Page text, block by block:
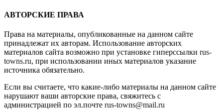
АВТОРСКИЕ ПРАВА
Права на материалы, опубликованные на данном сайте
принадлежат их авторам. Использование авторских
материалов сайта возможно при установке гиперссылки rus-
towns.ru, при использовании иных материалов указание
источника обязательно.
Если вы считаете, что какие-либо материалы на данном сайте
нарушают ваши авторские права, свяжитесь с
администрацией по эл.почте rus-towns@mail.ru